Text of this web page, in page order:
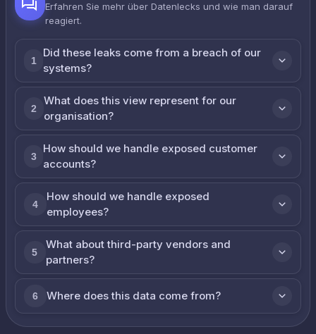
Erfahren Sie mehr über Datenlecks und wie man darauf
reagiert.
1
Did these leaks come from a breach of our
systems?
2
What does this view represent for our
organisation?
3
How should we handle exposed customer
accounts?
4
How should we handle exposed
employees?
5
What about third-party vendors and
partners?
6 Where does this data come from?